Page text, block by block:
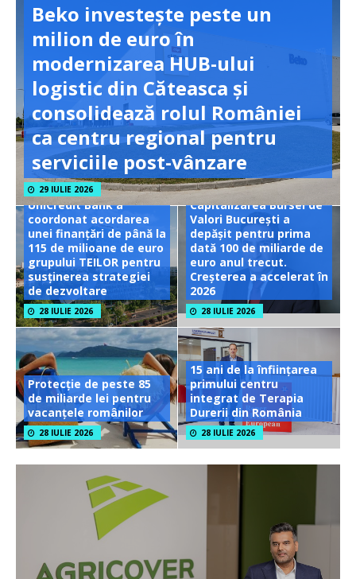
Beko investește peste un
milion de euro în
modernizarea HUB-ului
logistic din Căteasca și
consolidează rolul României
ca centru regional pentru
serviciile post-vânzare
29 IULIE 2026
UniCredit Bank a
coordonat acordarea
unei finanțări de până la
115 de milioane de euro
grupului TEILOR pentru
susținerea strategiei
de dezvoltare
28 IULIE 2026
Capitalizarea Bursei de
Valori București a
depășit pentru prima
dată 100 de miliarde de
euro anul trecut.
Creșterea a accelerat în
2026
28 IULIE 2026
Protecție de peste 85
de miliarde lei pentru
vacanțele românilor
28 IULIE 2026
15 ani de la înființarea
primului centru
integrat de Terapia
Durerii din România
28 IULIE 2026